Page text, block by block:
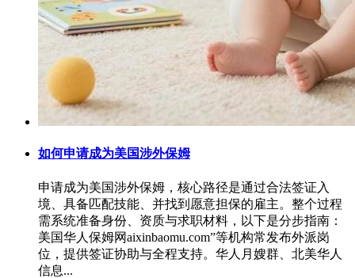
如何申请成为美国涉外保姆
申请成为美国涉外保姆，核心路径是通过合法签证入
境、具备匹配技能、并找到愿意担保的雇主‌。整个过程
需系统准备身份、资质与求职材料，以下是分步指南：
美国华人保姆网aixinbaomu.com”等机构常发布外派岗
位，提供签证协助与全程支持。华人月嫂群、北美华人
信息...